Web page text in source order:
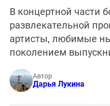
В концертной части
развлекательной
артисты, любимые
поколением
Автор
Дарья Лукина